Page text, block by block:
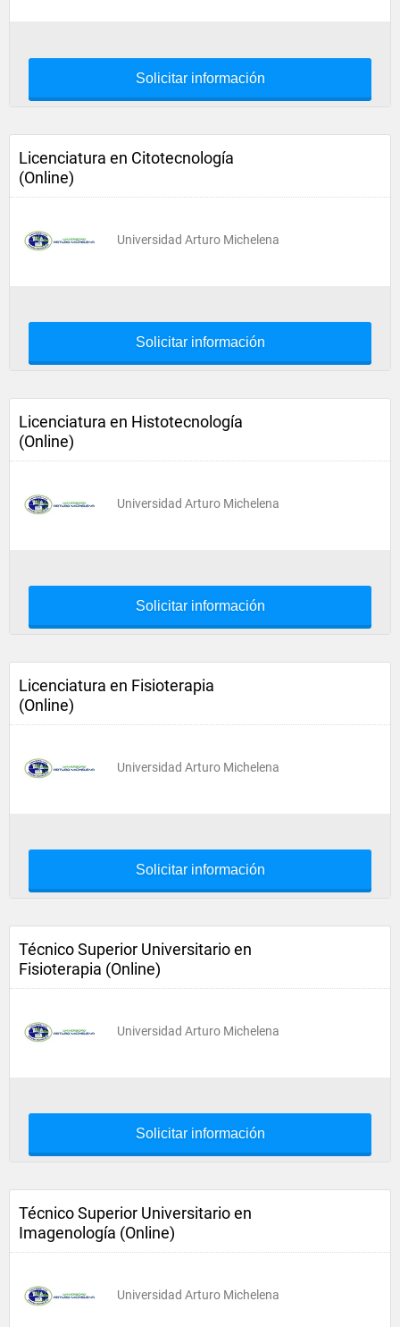
Solicitar información
Licenciatura en Citotecnología
(Online)
Universidad Arturo Michelena
Solicitar información
Licenciatura en Histotecnología
(Online)
Universidad Arturo Michelena
Solicitar información
Licenciatura en Fisioterapia
(Online)
Universidad Arturo Michelena
Solicitar información
Técnico Superior Universitario en
Fisioterapia (Online)
Universidad Arturo Michelena
Solicitar información
Técnico Superior Universitario en
Imagenología (Online)
Universidad Arturo Michelena